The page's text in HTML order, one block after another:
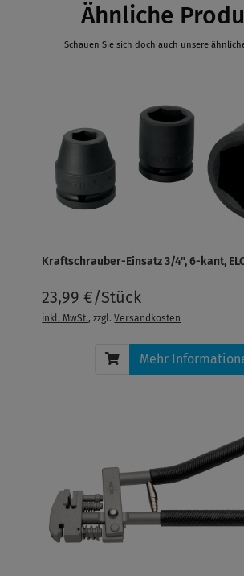
Ähnliche
Schauen Sie sich doch auch unsere
Kraftschrauber-Einsatz 3/4", 6-kant,
23,99 €/Stück
inkl. MwSt., zzgl.Versandkosten
Mehr